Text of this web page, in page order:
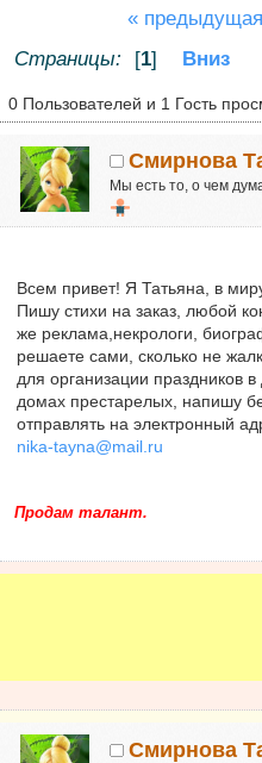
«
Страницы:
[1] Вниз
0 Пользователей и 1 Гость
Смирнова
Мы есть то, о чем
Репутация:
Я для вас здесь
Всем привет! Я Татьяна, в
Пишу стихи на заказ, любой
же реклама,некрологи,
решаете сами, сколько не
для организации праздников
домах престарелых, напишу
отправлять на электронный
nika-tayna@mail.ru
Продам талант.
Смирнова